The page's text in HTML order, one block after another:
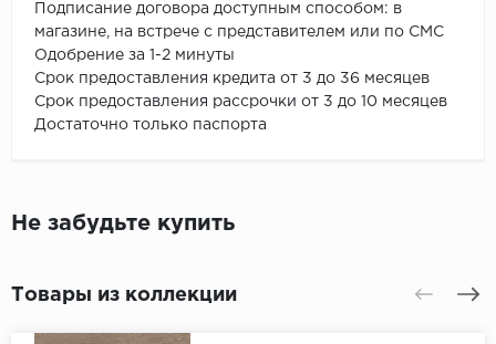
Подписание договора доступным способом: в
магазине, на встрече с представителем или по СМС
Одобрение за 1-2 минуты
Срок предоставления кредита от 3 до 36 месяцев
Срок предоставления рассрочки от 3 до 10 месяцев
Достаточно только паспорта
Не забудьте купить
Товары из коллекции